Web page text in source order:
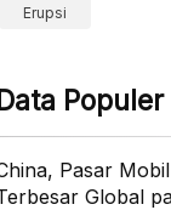
Erupsi
Data Populer
Pasar
Global